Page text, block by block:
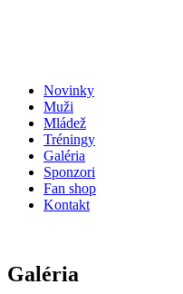
Novinky
Muži
Mládež
Tréningy
Galéria
Sponzori
Fan shop
Kontakt
Galéria